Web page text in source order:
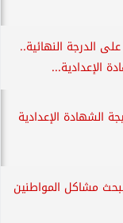
على الدرجة النهائية..
الإعدادية...
الشهادة الإعدادية
مشاكل المواطنين